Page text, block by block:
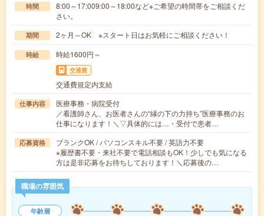
時間
8:00～17:009:00～18:00など※ご希望の時間帯をご相談くだ
さい。
期間 2ヶ月～OK ※スタート日はお気軽にご相談ください！
時給 時給1600円～
交通費
交通費規定内支給
仕事内容
医療事務・病院受付
／看護師さん、お医者さんの“縁の下の力持ち”医療事務のお
仕事になります！＼▽具体的には…・受付で患者…
応募資格
ブランクOK / パソコンスキル不要 / 英語力不要
※履歴書不要・来社不要で電話相談もOK！少しでも気になる
方は是非応募をお待ちしております！＼応募後の…
職場の雰囲気
年齢層